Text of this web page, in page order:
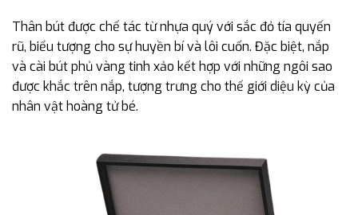
Thân bút được chế tác từ nhựa quý với sắc đỏ tía quyến
rũ, biểu tượng cho sự huyền bí và lôi cuốn. Đặc biệt, nắp
và cài bút phủ vàng tinh xảo kết hợp với những ngôi sao
được khắc trên nắp, tượng trưng cho thế giới diệu kỳ của
nhân vật hoàng tử bé.